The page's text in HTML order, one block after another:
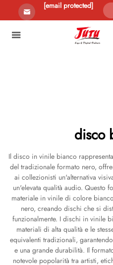
[email protected]
disco
Il disco in vinile bianco
del tradizionale formato nero,
ai collezionisti un'alternativa
un'elevata qualità audio. Questo
materiale in vinile di colore
nero, creando dischi che si
funzionalmente. I dischi in vinile
materiali di alta qualità e le
equivalenti tradizionali,
e una grande durabilità. Il
notevole popolarità tra artisti,